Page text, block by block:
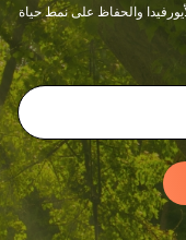
والحفاظ على نمط حياة